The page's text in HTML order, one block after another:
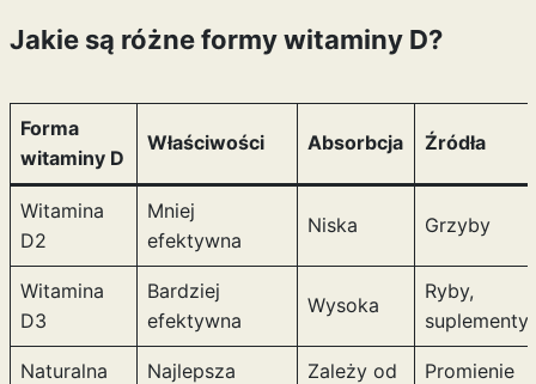
Jakie są różne formy witaminy D?
Forma
witaminy D
Właściwości Absorbcja Źródła
Witamina
D2
Mniej
efektywna
Niska Grzyby
Witamina
D3
Bardziej
efektywna
Wysoka
Ryby,
suplementy
Naturalna
Najlepsza
Zależy od
Promienie